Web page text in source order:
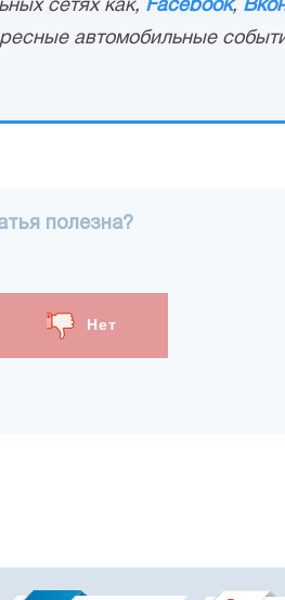
сетях как, Facebook,
автомобильные
полезна?
Нет